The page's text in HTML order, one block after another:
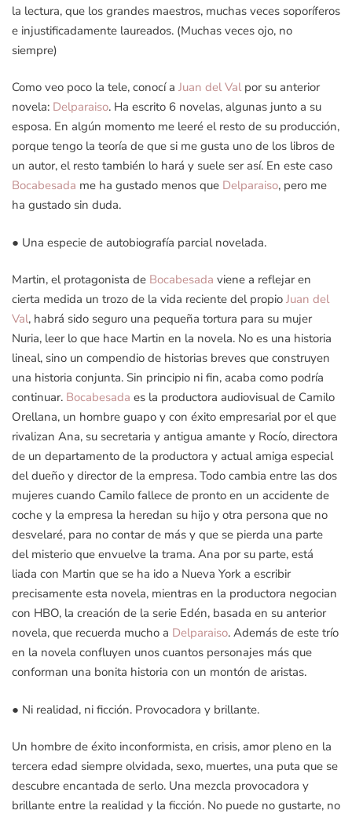
la lectura, que los grandes maestros, muchas veces soporíferos
e injustificadamente laureados. (Muchas veces ojo, no
siempre)
Como veo poco la tele, conocí a Juan del Valpor su anterior
novela: Delparaiso. Ha escrito 6 novelas, algunas junto a su
esposa. En algún momento me leeré el resto de su producción,
porque tengo la teoría de que si me gusta uno de los libros de
un autor, el resto también lo hará y suele ser así. En este caso
Bocabesada me ha gustado menos que Delparaiso, pero me
ha gustado sin duda.
● Una especie de autobiografía parcial novelada.
Martin, el protagonista de Bocabesada viene a reflejar en
cierta medida un trozo de la vida reciente del propio Juan del
Val, habrá sido seguro una pequeña tortura para su mujer
Nuria, leer lo que hace Martin en la novela. No es una historia
lineal, sino un compendio de historias breves que construyen
una historia conjunta. Sin principio ni fin, acaba como podría
continuar. Bocabesada es la productora audiovisual de Camilo
Orellana, un hombre guapo y con éxito empresarial por el que
rivalizan Ana, su secretaria y antigua amante y Rocío, directora
de un departamento de la productora y actual amiga especial
del dueño y director de la empresa. Todo cambia entre las dos
mujeres cuando Camilo fallece de pronto en un accidente de
coche y la empresa la heredan su hijo y otra persona que no
desvelaré, para no contar de más y que se pierda una parte
del misterio que envuelve la trama. Ana por su parte, está
liada con Martin que se ha ido a Nueva York a escribir
precisamente esta novela, mientras en la productora negocian
con HBO, la creación de la serie Edén, basada en su anterior
novela, que recuerda mucho a Delparaiso. Además de este trío
en la novela confluyen unos cuantos personajes más que
conforman una bonita historia con un montón de aristas.
● Ni realidad, ni ficción. Provocadora y brillante.
Un hombre de éxito inconformista, en crisis, amor pleno en la
tercera edad siempre olvidada, sexo, muertes, una puta que se
descubre encantada de serlo. Una mezcla provocadora y
brillante entre la realidad y la ficción. No puede no gustarte, no